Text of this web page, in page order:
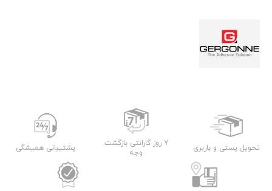
تحویل پستی و باربری
7 روز گارانتی بازگشت
وجه
پشتیبانی همیشگی